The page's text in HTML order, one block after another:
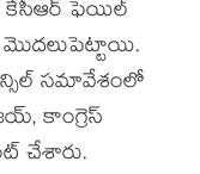
ఫెయిల్
మొదలుపెట్టాయి.
సమావేశంలో
కాంగ్రెస్
చేశారు.